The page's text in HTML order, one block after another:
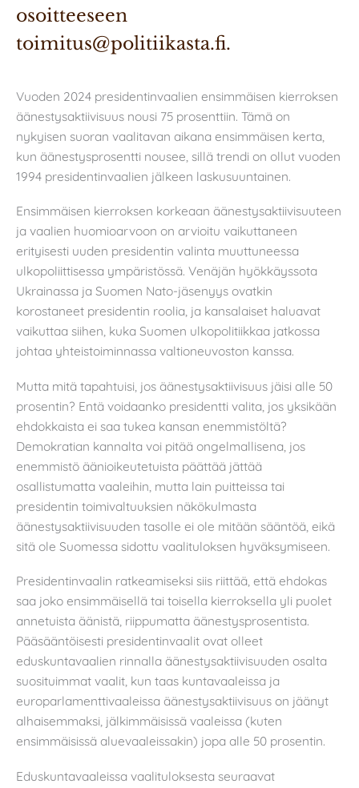
osoitteeseen
toimitus@politiikasta.fi.
Vuoden 2024 presidentinvaalien ensimmäisen kierroksen
äänestysaktiivisuus nousi 75 prosenttiin. Tämä on
nykyisen suoran vaalitavan aikana ensimmäisen kerta,
kun äänestysprosentti nousee, sillä trendi on ollut vuoden
1994 presidentinvaalien jälkeen laskusuuntainen.
Ensimmäisen kierroksen korkeaan äänestysaktiivisuuteen
ja vaalien huomioarvoon on arvioitu vaikuttaneen
erityisesti uuden presidentin valinta muuttuneessa
ulkopoliittisessa ympäristössä. Venäjän hyökkäyssota
Ukrainassa ja Suomen Nato-jäsenyys ovatkin
korostaneet presidentin roolia, ja kansalaiset haluavat
vaikuttaa siihen, kuka Suomen ulkopolitiikkaa jatkossa
johtaa yhteistoiminnassa valtioneuvoston kanssa.
Mutta mitä tapahtuisi, jos äänestysaktiivisuus jäisi alle 50
prosentin? Entä voidaanko presidentti valita, jos yksikään
ehdokkaista ei saa tukea kansan enemmistöltä?
Demokratian kannalta voi pitää ongelmallisena, jos
enemmistö äänioikeutetuista päättää jättää
osallistumatta vaaleihin, mutta lain puitteissa tai
presidentin toimivaltuuksien näkökulmasta
äänestysaktiivisuuden tasolle ei ole mitään sääntöä, eikä
sitä ole Suomessa sidottu vaalituloksen hyväksymiseen.
Presidentinvaalin ratkeamiseksi siis riittää, että ehdokas
saa joko ensimmäisellä tai toisella kierroksella yli puolet
annetuista äänistä, riippumatta äänestysprosentista.
Pääsääntöisesti presidentinvaalit ovat olleet
eduskuntavaalien rinnalla äänestysaktiivisuuden osalta
suosituimmat vaalit, kun taas kuntavaaleissa ja
europarlamenttivaaleissa äänestysaktiivisuus on jäänyt
alhaisemmaksi, jälkimmäisissä vaaleissa (kuten
ensimmäisissä aluevaaleissakin) jopa alle 50 prosentin.
Eduskuntavaaleissa vaalituloksesta seuraavat